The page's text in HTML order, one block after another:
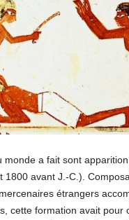
monde a fait sont
1800 avant J.-C.).
étrangers
cette formation avait pour